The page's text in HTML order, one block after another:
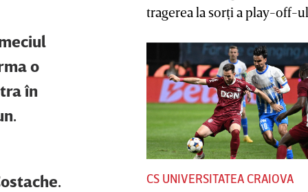
o
în
tragerea la sorţi a play-off-
CS UNIVERSITATEA CRAIOVA